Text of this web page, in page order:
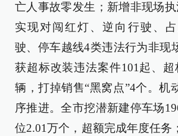
亡人事故零发生；新增非现场执
实现对闯红灯、逆向行驶、
驶、停车越线4类违法行为非现
获超标改装违法案件101起、超
辆，打掉销售“黑窝点”4个。机
序推进。全市挖潜新建停车场
位2.01万个，超额完成年度任务